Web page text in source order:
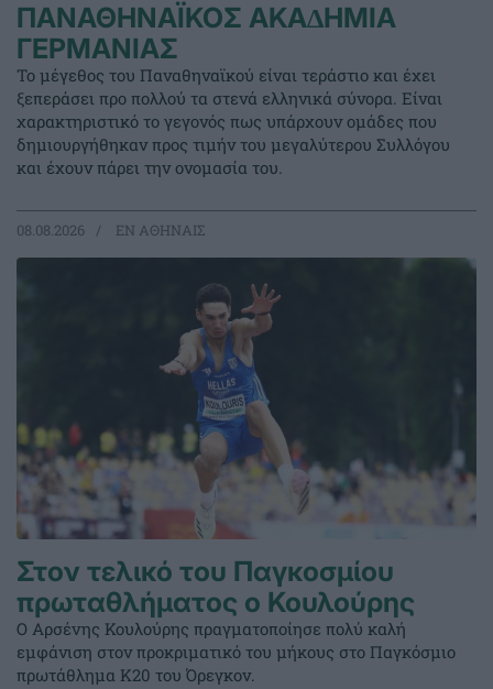
ΠΑΝΑΘΗΝΑΪΚΟΣ ΑΚΑ∆ΗΜΙΑ
ΓΕΡΜΑΝΙΑΣ
Το μέγεθος του Παναθηναϊκού είναι τεράστιο και έχει
ξεπεράσει προ πολλού τα στενά ελληνικά σύνορα. Είναι
χαρακτηριστικό το γεγονός πως υπάρχουν ομάδες που
δημιουργήθηκαν προς τιμήν του μεγαλύτερου Συλλόγου
και έχουν πάρει την ονομασία του.
08.08.2026 EΝ ΑΘΗΝΑΙΣ
Στον τελικό του Παγκοσμίου
πρωταθλήματος ο Κουλούρης
Ο Αρσένης Κουλούρης πραγματοποίησε πολύ καλή
εμφάνιση στον προκριματικό του μήκους στο Παγκόσμιο
πρωτάθλημα Κ20 του Όρεγκον.